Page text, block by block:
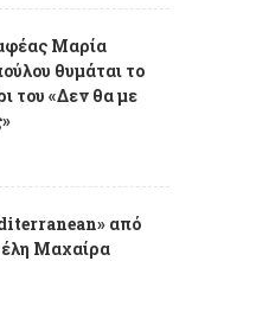
Μαρία
θυμάται το
του «Δεν θα με
από
Μαχαίρα